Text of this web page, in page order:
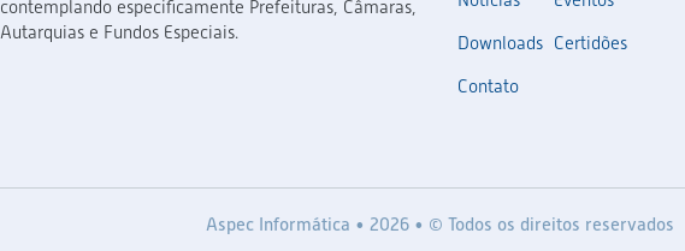
contemplando especificamente Prefeituras, Câmaras,
Autarquias e Fundos Especiais.
Downloads Certidões
Contato
Aspec Informática • 2026 • © Todos os direitos reservados